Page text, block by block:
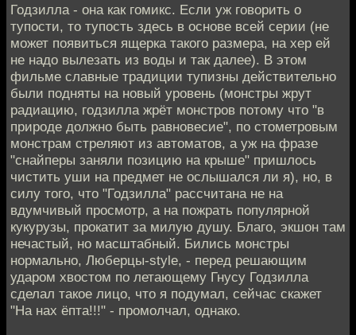
Годзилла - она как гомикс. Если уж говорить о
тупости, то тупость здесь в основе всей серии (не
может появиться ящерка такого размера, на хер ей
не надо вылезать из воды и так далее). В этом
фильме славные традиции тупизны действительно
были подняты на новый уровень (монстры жрут
радиацию, годзилла жрёт монстров потому что "в
природе должно быть равновесие", по стометровым
монстрам стреляют из автоматов, а уж на фразе
"снайперы заняли позицию на крыше" пришлось
чистить уши на предмет не ослышался ли я), но, в
силу того, что "Годзилла" рассчитана не на
вдумчивый просмотр, а на пожрать популярной
кукурузы, прокатит за милую душу. Благо, экшон там
нечастый, но масштабный. Бились монстры
нормально, Люберцы-style, - перед решающим
ударом хвостом по летающему Гнусу Годзилла
сделал такое лицо, что я подумал, сейчас скажет
"На нах ёпта!!!" - промолчал, однако.